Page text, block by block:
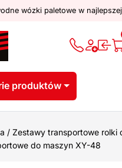
wózki paletowe w
produktów
/ Zestawy transportowe rolki
do maszyn XY-48